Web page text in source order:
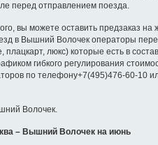
перед отправлением поезда.
вы можете оставить предзаказ
в Вышний Волочек операторы
люкс) которые есть в
гибкого регулирования
по телефону+7(495)476-60-10
Волочек.
– Вышний Волочек на июнь